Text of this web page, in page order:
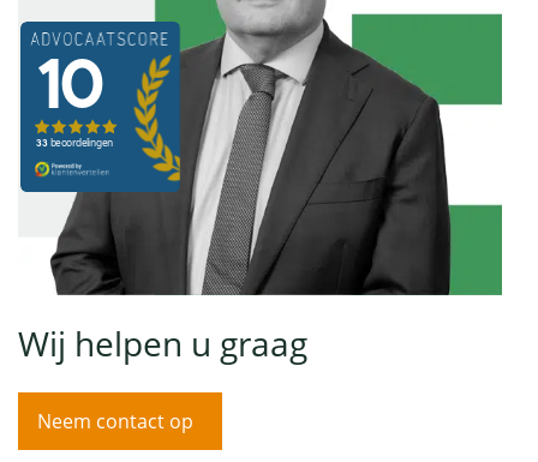
Wij helpen u graag
Neem contact op